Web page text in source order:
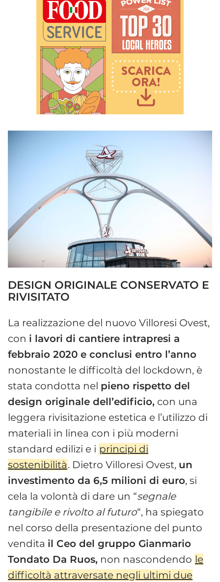
DESIGN ORIGINALE CONSERVATO E
RIVISITATO
La realizzazione del nuovo Villoresi Ovest,
con i lavori di cantiere intrapresi a
febbraio 2020 e conclusi entro l’anno
nonostante le difficoltà del lockdown, è
stata condotta nel pieno rispetto del
design originale dell’edificio, con una
leggera rivisitazione estetica e l’utilizzo di
materiali in linea con i più moderni
standard edilizi e i principi di
sostenibilità. Dietro Villoresi Ovest, un
investimento da 6,5 milioni di euro, si
cela la volontà di dare un “segnale
tangibile e rivolto al futuro“, ha spiegato
nel corso della presentazione del punto
vendita il Ceo del gruppo Gianmario
Tondato Da Ruos, non nascondendo le
difficoltà attraversate negli ultimi due